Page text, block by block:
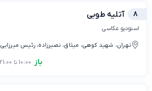
8 آتلیه طوبی
استودیو عکاسی
تهران، شهید کوهی، میثاق، نصیرزاده، رئیس میرزایی
باز